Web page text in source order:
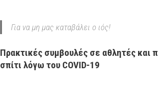
Για να μη μας καταβάλει ο ιός!
Πρακτικές συμβουλές σε αθλητές και
σπίτι λόγω του COVID-19